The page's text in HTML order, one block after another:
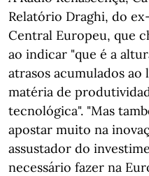
Relatório Draghi, do
Central Europeu, que
ao indicar "que é a
atrasos acumulados
matéria de
tecnológica". "Mas
apostar muito na
assustador do
necessário fazer na